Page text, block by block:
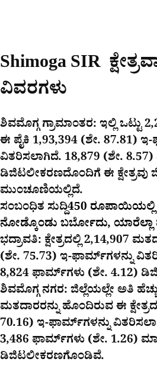
Shimoga SIR
ವಿವರಗಳು
ಶಿವಮೊಗ್ಗ ಗ್ರಾಮಾಂತರ: ಇಲ್ಲಿ ಒಟ್ಟು
ಈ ಪೈಕಿ 1,93,394 (ಶೇ. 87.81)
ವಿತರಿಸಲಾಗಿದೆ. 18,879 (ಶೇ.
ಡಿಜಿಟಲೀಕರಣದೊಂದಿಗೆ ಈ ಕ್ಷೇತ್ರವು
ಮುಂಚೂಣಿಯಲ್ಲಿದೆ.
ಸಂಬಂಧಿತ ಸುದ್ದಿ450
ನೋಡ್ಕೊಂಡು ಬರ್ಬೋದು, ಯಾರೆಲ್ಲಾ
ಭದ್ರಾವತಿ: ಕ್ಷೇತ್ರದಲ್ಲಿ 2,14,907
(ಶೇ. 75.73) ಇ-ಫಾರ್ಮ್‌ಗಳನ್ನು
8,824 ಫಾರ್ಮ್‌ಗಳು (ಶೇ. 4.12)
ಶಿವಮೊಗ್ಗ ನಗರ: ಜಿಲ್ಲೆಯಲ್ಲೇ ಅತಿ
ಮತದಾರರನ್ನು ಹೊಂದಿರುವ ಈ
70.16) ಇ-ಫಾರ್ಮ್‌ಗಳನ್ನು
3,486 ಫಾರ್ಮ್‌ಗಳು (ಶೇ. 1.26)
ಡಿಜಿಟಲೀಕರಣಗೊಂಡಿವೆ.